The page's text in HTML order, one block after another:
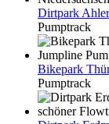
Dirtpark
Pumptrack
Bikepark
Pumptrack